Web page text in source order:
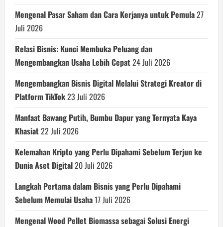
Mengenal Pasar Saham dan Cara Kerjanya untuk Pemula27
Juli 2026
Relasi Bisnis: Kunci Membuka Peluang dan
Mengembangkan Usaha Lebih Cepat24 Juli 2026
Mengembangkan Bisnis Digital Melalui Strategi Kreator di
Platform TikTok23 Juli 2026
Manfaat Bawang Putih, Bumbu Dapur yang Ternyata Kaya
Khasiat22 Juli 2026
Kelemahan Kripto yang Perlu Dipahami Sebelum Terjun ke
Dunia Aset Digital20 Juli 2026
Langkah Pertama dalam Bisnis yang Perlu Dipahami
Sebelum Memulai Usaha17 Juli 2026
Mengenal Wood Pellet Biomassa sebagai Solusi Energi